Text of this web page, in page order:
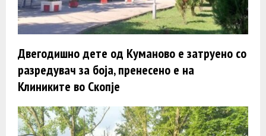
Двегодишно дете од Куманово е затруено со
разредувач за боја, пренесено е на
Клиниките во Скопје